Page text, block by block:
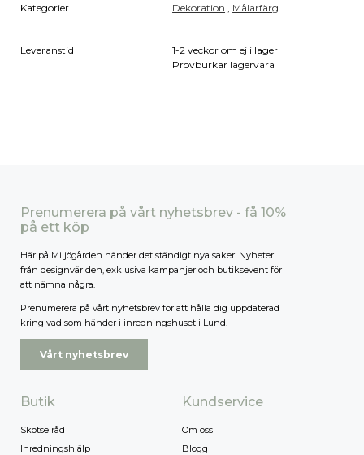
Kategorier
Dekoration Målarfärg
Leveranstid
1-2 veckor om ej i lager
Provburkar lagervara
Prenumerera på vårt nyhetsbrev - få 10%
på ett köp
Här på Miljögården händer det ständigt nya saker. Nyheter
från designvärlden, exklusiva kampanjer och butiksevent för
att nämna några.
Prenumerera på vårt nyhetsbrev för att hålla dig uppdaterad
kring vad som händer i inredningshuset i Lund.
Vårt nyhetsbrev
Butik
Skötselråd
Inredningshjälp
Kundservice
Om oss
Blogg